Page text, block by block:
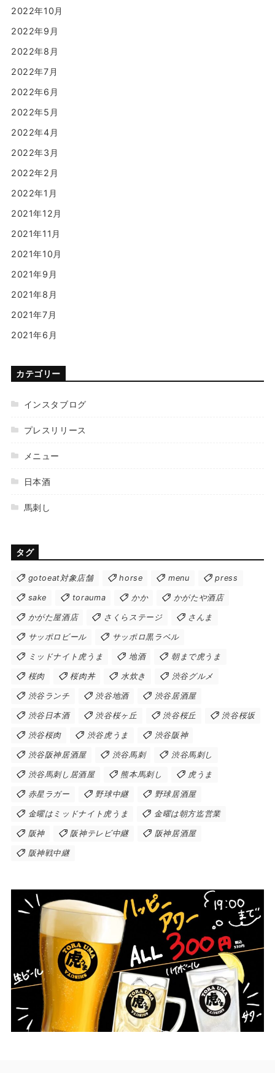
2022年10月
2022年9月
2022年8月
2022年7月
2022年6月
2022年5月
2022年4月
2022年3月
2022年2月
2022年1月
2021年12月
2021年11月
2021年10月
2021年9月
2021年8月
2021年7月
2021年6月
カテゴリー
インスタブログ
プレスリリース
メニュー
日本酒
馬刺し
タグ
gotoeat対象店舗 horse menu press
sake torauma かか かがたや酒店
かがた屋酒店 さくらステージ さんま
サッポロビール サッポロ黒ラベル
ミッドナイト虎うま 地酒 朝まで虎うま
桜肉 桜肉丼 水炊き 渋谷グルメ
渋谷ランチ 渋谷地酒 渋谷居酒屋
渋谷日本酒 渋谷桜ヶ丘 渋谷桜丘 渋谷桜坂
渋谷桜肉 渋谷虎うま 渋谷阪神
渋谷阪神居酒屋 渋谷馬刺 渋谷馬刺し
渋谷馬刺し居酒屋 熊本馬刺し 虎うま
赤星ラガー 野球中継 野球居酒屋
金曜はミッドナイト虎うま 金曜は朝方迄営業
阪神 阪神テレビ中継 阪神居酒屋
阪神戦中継